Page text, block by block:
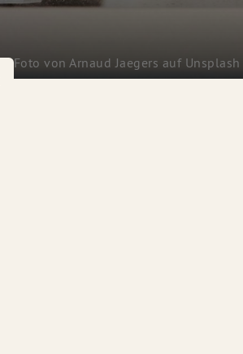
Foto vonArnaud Jaegers auf Unsplash